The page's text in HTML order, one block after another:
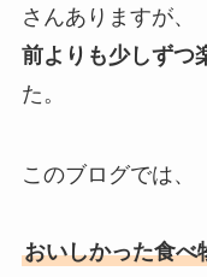
さんありますが、
前よりも少しずつ
た。
このブログでは、
おいしかった食べ